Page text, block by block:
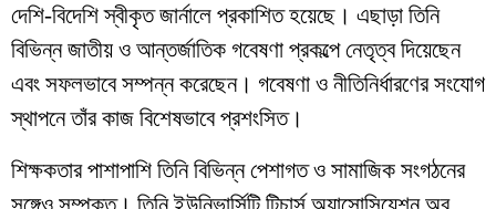
দেশি-বিদেশি স্বীকৃত জার্নালে প্রকাশিত হয়েছে। এছাড়া তিনি
বিভিন্ন জাতীয় ও আন্তর্জাতিক গবেষণা প্রকল্পে নেতৃত্ব দিয়েছেন
এবং সফলভাবে সম্পন্ন করেছেন। গবেষণা ও নীতিনির্ধারণের সংযোগ
স্থাপনে তাঁর কাজ বিশেষভাবে প্রশংসিত।
শিক্ষকতার পাশাপাশি তিনি বিভিন্ন পেশাগত ও সামাজিক সংগঠনের